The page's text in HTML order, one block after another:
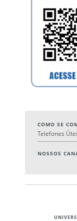
COMO SE
Telefones
NOSSOS